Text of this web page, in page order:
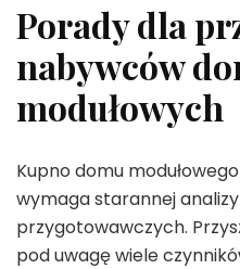
Porady dla
nabywców
modułowych
Kupno domu
wymaga starannej
przygotowawczych.
pod uwagę wiele